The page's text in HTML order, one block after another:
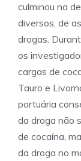
culminou na
diversos, de
drogas.
os
cargas de
Tauro e
portuária
da droga não
de cocaína,
da droga no